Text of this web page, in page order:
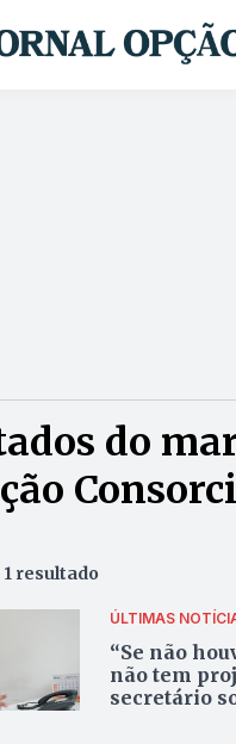
do
1 resultado
ÚLTIMAS
“Se não
não tem
secretário